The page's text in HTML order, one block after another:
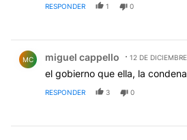
RESPONDER 1 0
MC miguel cappello 12 DE
el gobierno que ella, la
RESPONDER 3 0